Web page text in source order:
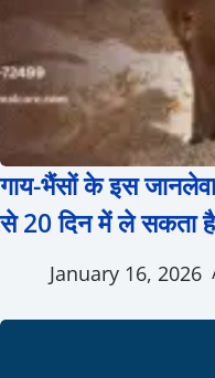
गाय-भैंसों के इस
से 20 दिन में ले सकता
January 16, 2026